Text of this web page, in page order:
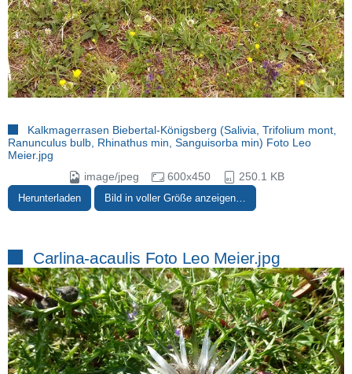
Kalkmagerrasen Biebertal-Königsberg (Salivia, Trifolium mont,
Ranunculus bulb, Rhinathus min, Sanguisorba min) Foto Leo
Meier.jpg
image/jpeg
600x450 250.1 KB
Herunterladen Bild in voller Größe anzeigen…
Carlina-acaulis Foto Leo Meier.jpg